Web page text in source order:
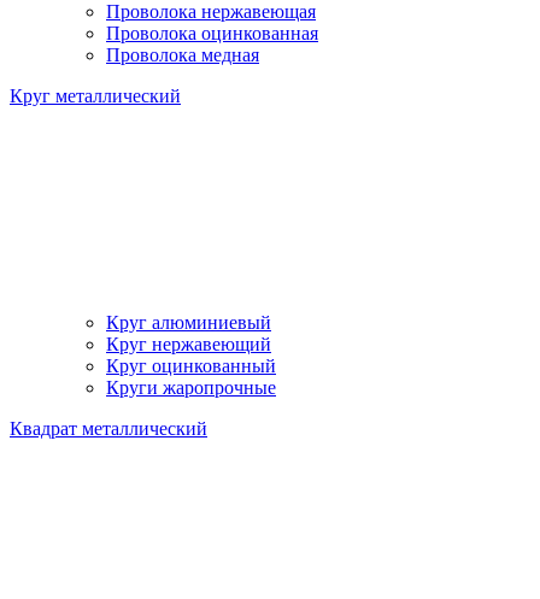
Проволока нержавеющая
Проволока оцинкованная
Проволока медная
Круг металлический
Круг алюминиевый
Круг нержавеющий
Круг оцинкованный
Круги жаропрочные
Квадрат металлический